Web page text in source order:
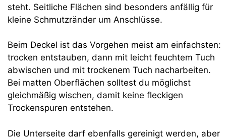
steht. Seitliche Flächen sind besonders anfällig für
kleine Schmutzränder um Anschlüsse.
Beim Deckel ist das Vorgehen meist am einfachsten:
trocken entstauben, dann mit leicht feuchtem Tuch
abwischen und mit trockenem Tuch nacharbeiten.
Bei matten Oberflächen solltest du möglichst
gleichmäßig wischen, damit keine fleckigen
Trockenspuren entstehen.
Die Unterseite darf ebenfalls gereinigt werden, aber